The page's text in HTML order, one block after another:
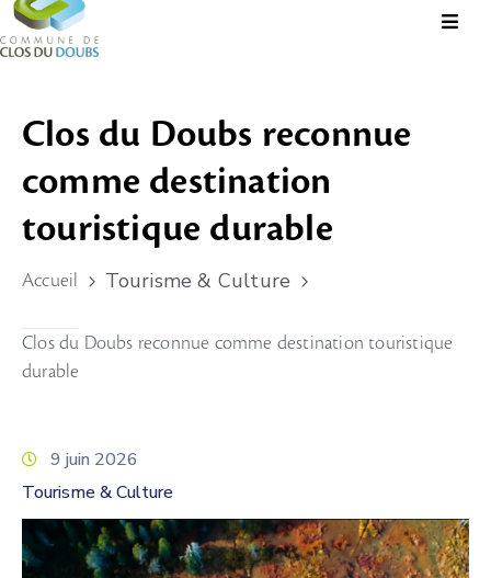
Administration
Guichet
Virtuel
Vie
Tourisme
Durable
Rechercher?
Clos du Doubs reconnue
comme destination
touristique durable
Accueil Tourisme & Culture
Clos du Doubs reconnue comme destination touristique
durable
9 juin 2026
Tourisme & Culture